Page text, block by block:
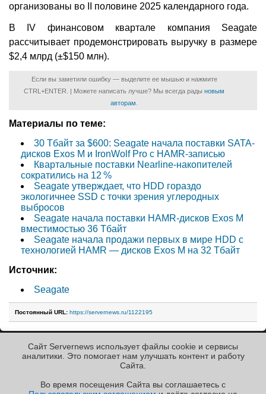
организованы во II половине 2025 календарного года.
В IV финансовом квартале компания Seagate
рассчитывает продемонстрировать выручку в размере
$2,4 млрд (±$150 млн).
Если вы заметили ошибку — выделите ее мышью и нажмите
CTRL+ENTER. | Можете написать лучше? Мы всегда рады новым
авторам
Материалы по теме:
30 Тбайт за $600: Seagate начала поставки SATA-
дисков Exos M и IronWolf Pro с HAMR-записью
Квартальные поставки Nearline-накопителей
сократились на 12 %
Seagate утверждает, что HDD гораздо
экологичнее SSD с точки зрения углеродных
выбросов
Seagate начала поставки HAMR-дисков Exos M
вместимостью 36 Тбайт
Seagate начала продажи первых в мире HDD с
технологией HAMR — дисков Exos M на 32 Тбайт
Источник:
Seagate
Постоянный URL: https://servernews.ru/1122195
« Назад к ленте
Сайт Servernews использует файлы cookie и сервисы
аналитики. Это помогает нам улучшать контент и работу
Cайта.
Во время посещения Cайта вы соглашаетесь с